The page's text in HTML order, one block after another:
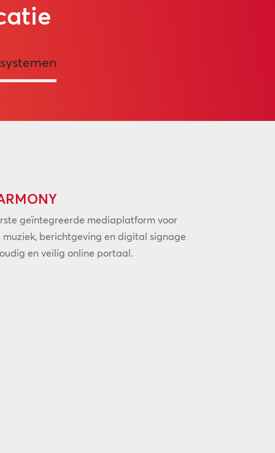
geïntegreerde mediaplatform voor
berichtgeving en digital signage
en veilig online portaal.